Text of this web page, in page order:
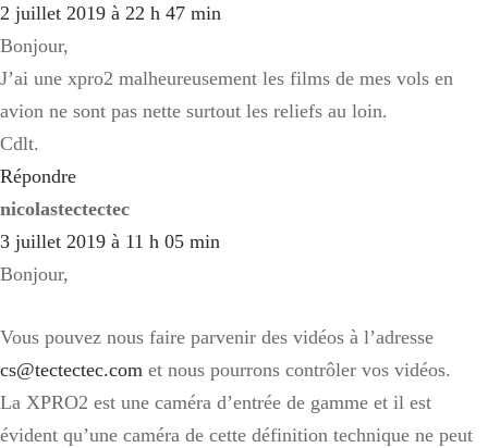
2 juillet 2019 à 22 h 47 min
Bonjour,
J’ai une xpro2 malheureusement les films de mes vols en
avion ne sont pas nette surtout les reliefs au loin.
Cdlt.
Répondre
nicolastectectec
3 juillet 2019 à 11 h 05 min
Bonjour,
Vous pouvez nous faire parvenir des vidéos à l’adresse
cs@tectectec.com et nous pourrons contrôler vos vidéos.
La XPRO2 est une caméra d’entrée de gamme et il est
évident qu’une caméra de cette définition technique ne peut